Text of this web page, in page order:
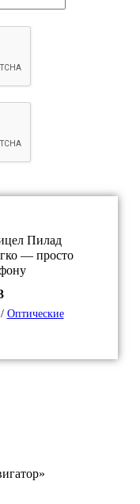
Пилад
— просто
Оптические